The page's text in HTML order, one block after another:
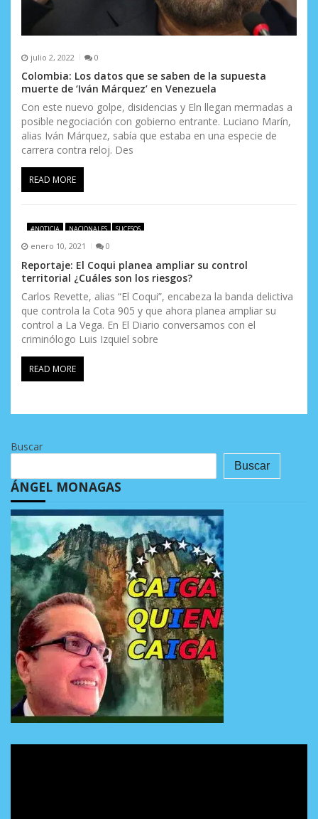
julio 2, 2022 0
Colombia: Los datos que se saben de la supuesta
muerte de ‘Iván Márquez’ en Venezuela
Con este nuevo golpe, disidencias y Eln llegan mermadas a
posible negociación con gobierno entrante. Luciano Marín,
alias Iván Márquez, sabía que estaba en una especie de
carrera contra reloj. Des
READ MORE
#NOTICIA NACIONALES SUCESOS
enero 10, 2021 0
Reportaje: El Coqui planea ampliar su control
territorial ¿Cuáles son los riesgos?
Carlos Revette, alias “El Coqui”, encabeza la banda delictiva
que controla la Cota 905 y que ahora planea ampliar su
control a La Vega. En El Diario conversamos con el
criminólogo Luis Izquiel sobre
READ MORE
Buscar
Buscar
ÁNGEL MONAGAS